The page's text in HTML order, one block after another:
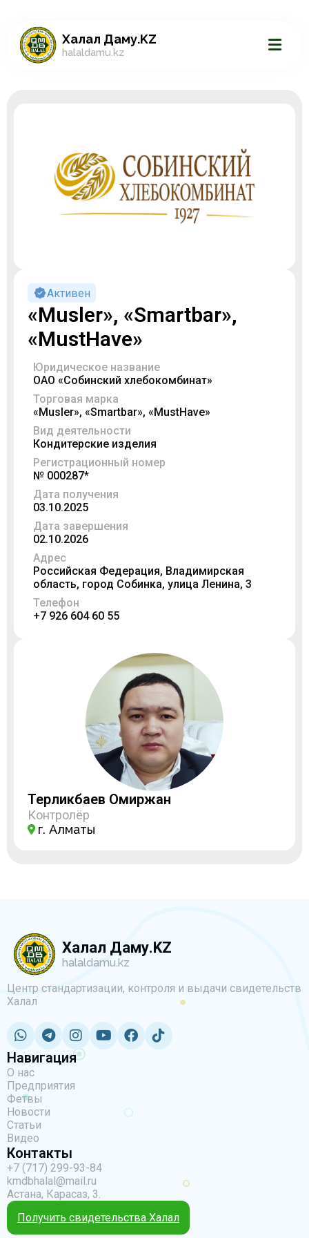
Халал Даму.KZ
halaldamu.kz
Активен
«Musler», «Smartbar»,
«MustHave»
Юридическое название
ОАО «Собинский хлебокомбинат»
Торговая марка
«Musler», «Smartbar», «MustHave»
Вид деятельности
Кондитерские изделия
Регистрационный номер
№ 000287*
Дата получения
03.10.2025
Дата завершения
02.10.2026
Адрес
Российская Федерация, Владимирская
область, город Собинка, улица Ленина, 3
Телефон
+7 926 604 60 55
Терликбаев Омиржан
Контролёр
г. Алматы
Халал Даму.KZ
halaldamu.kz
Центр стандартизации, контроля и выдачи свидетельств
Халал
Навигация
О нас
Предприятия
Фетвы
Новости
Статьи
Видео
Контакты
+7 (717) 299-93-84
kmdbhalal@mail.ru
Астана, Карасаз, 3.
Получить свидетельства Халал